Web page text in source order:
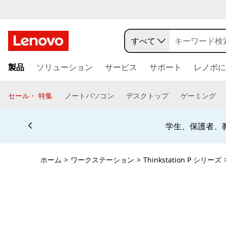
h
n
k
t
イ
コ
ン
すべて
製品 ソリューション サービス サポート レノボ
セール・ 特集 ノートパソコン デスクトップ ゲーミング
学生、保護者、
ホーム > ワークステーション > Thinkstation P シリーズ